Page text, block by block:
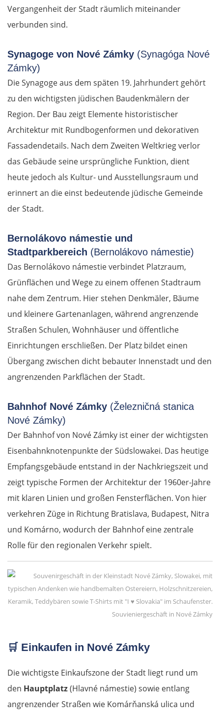
Vergangenheit der Stadt räumlich miteinander
verbunden sind.
Synagoge von Nové Zámky (Synagóga Nové
Zámky)
Die Synagoge aus dem späten 19. Jahrhundert gehört
zu den wichtigsten jüdischen Baudenkmälern der
Region. Der Bau zeigt Elemente historistischer
Architektur mit Rundbogenformen und dekorativen
Fassadendetails. Nach dem Zweiten Weltkrieg verlor
das Gebäude seine ursprüngliche Funktion, dient
heute jedoch als Kultur- und Ausstellungsraum und
erinnert an die einst bedeutende jüdische Gemeinde
der Stadt.
Bernolákovo námestie und
Stadtparkbereich (Bernolákovo námestie)
Das Bernolákovo námestie verbindet Platzraum,
Grünflächen und Wege zu einem offenen Stadtraum
nahe dem Zentrum. Hier stehen Denkmäler, Bäume
und kleinere Gartenanlagen, während angrenzende
Straßen Schulen, Wohnhäuser und öffentliche
Einrichtungen erschließen. Der Platz bildet einen
Übergang zwischen dicht bebauter Innenstadt und den
angrenzenden Parkflächen der Stadt.
Bahnhof Nové Zámky (Železničná stanica
Nové Zámky)
Der Bahnhof von Nové Zámky ist einer der wichtigsten
Eisenbahnknotenpunkte der Südslowakei. Das heutige
Empfangsgebäude entstand in der Nachkriegszeit und
zeigt typische Formen der Architektur der 1960er-Jahre
mit klaren Linien und großen Fensterflächen. Von hier
verkehren Züge in Richtung Bratislava, Budapest, Nitra
und Komárno, wodurch der Bahnhof eine zentrale
Rolle für den regionalen Verkehr spielt.
Souvieniergeschäft in Nové Zámky
🛒 Einkaufen in Nové Zámky
Die wichtigste Einkaufszone der Stadt liegt rund um
den Hauptplatz(Hlavné námestie) sowie entlang
angrenzender Straßen wie Komárňanská ulica und